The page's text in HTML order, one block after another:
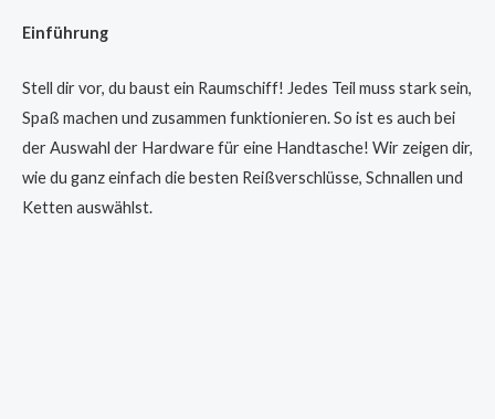
Einführung
Stell dir vor, du baust ein Raumschiff! Jedes Teil muss stark sein,
Spaß machen und zusammen funktionieren. So ist es auch bei
der Auswahl der Hardware für eine Handtasche! Wir zeigen dir,
wie du ganz einfach die besten Reißverschlüsse, Schnallen und
Ketten auswählst.